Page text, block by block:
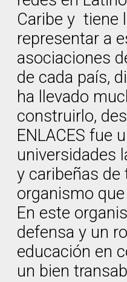
Caribe y tiene
representar a
asociaciones
de cada país,
ha llevado
construirlo,
ENLACES fue
universidades
y caribeñas de
organismo
En este
defensa y un
educación en
un bien